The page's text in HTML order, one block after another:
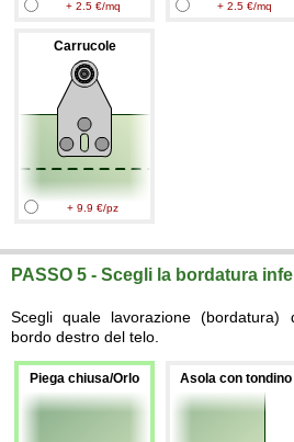
+ 2.5 €/mq + 2.5 €/mq
Carrucole
+ 9.9 €/pz
PASSO 5 - Scegli la bordatura
Scegli quale lavorazione (bordatura)
bordo destro del telo.
Piega chiusa/Orlo Asola con tondino